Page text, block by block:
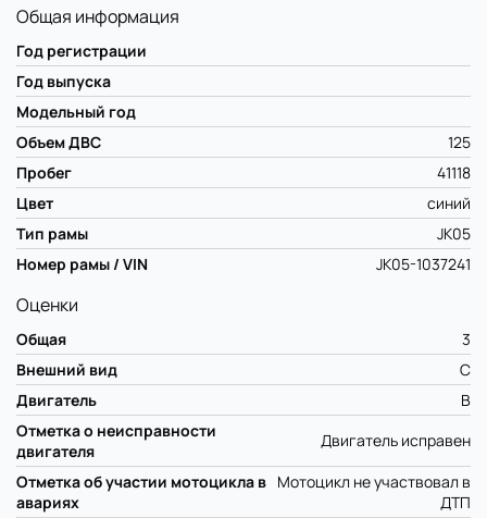
Общая информация
Год регистрации
Год выпуска
Модельный год
Объем ДВС
125
Пробег
41118
Цвет
синий
Тип рамы
JK05
Номер рамы / VIN
JK05-1037241
Оценки
Общая
3
Внешний вид
C
Двигатель
B
Отметка о неисправности
двигателя
Двигатель исправен
Отметка об участии мотоцикла в
авариях
Мотоцикл не участвовал в
ДТП